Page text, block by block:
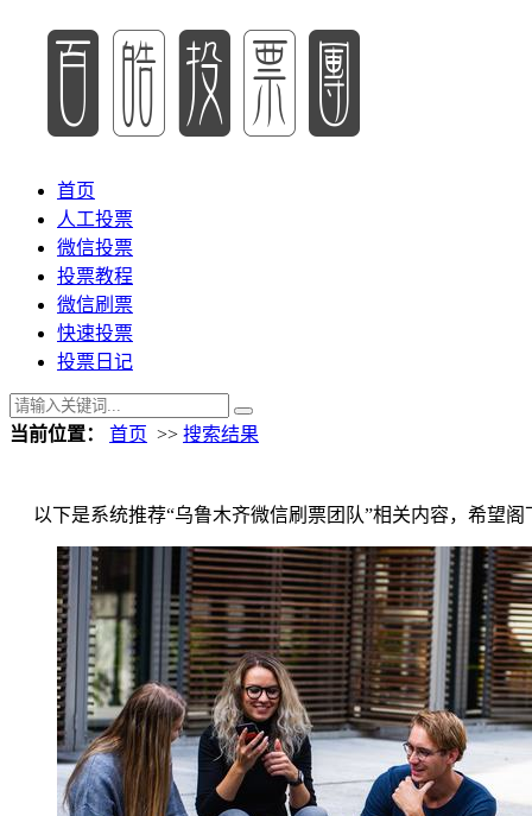
首页
人工投票
微信投票
投票教程
微信刷票
快速投票
投票日记
当前位置： 首页 >> 搜索结果
以下是系统推荐“乌鲁木齐微信刷票团队”相关内容，希望阁